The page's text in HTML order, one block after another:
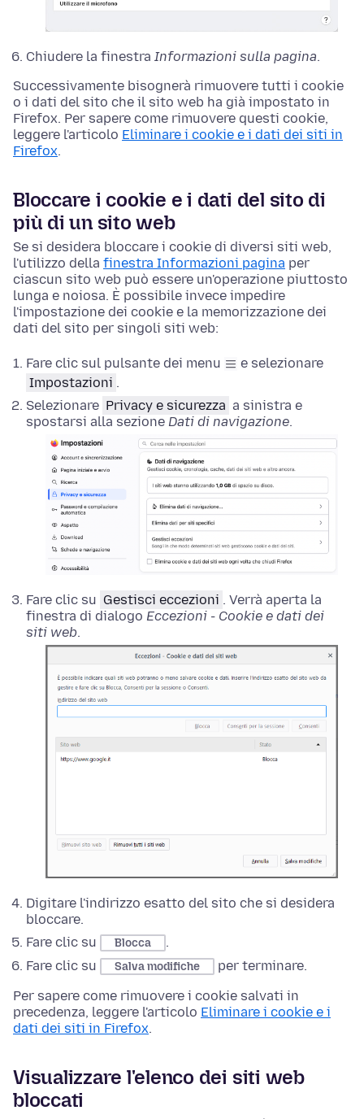
Chiudere la finestra Informazioni sulla pagina.
Successivamente bisognerà rimuovere tutti i cookie
o i dati del sito che il sito web ha già impostato in
Firefox. Per sapere come rimuovere questi cookie,
leggere l'articolo Eliminare i cookie e i dati dei siti in
Firefox.
Bloccare i cookie e i dati del sito di
più di un sito web
Se si desidera bloccare i cookie di diversi siti web,
l'utilizzo della finestra Informazioni pagina per
ciascun sito web può essere un'operazione piuttosto
lunga e noiosa. È possibile invece impedire
l'impostazione dei cookie e la memorizzazione dei
dati del sito per singoli siti web:
Fare clic sul pulsante dei menu
e selezionare
Impostazioni .
Selezionare Privacy e sicurezza a sinistra e
spostarsi alla sezione Dati di navigazione.
Fare clic su Gestisci eccezioni . Verrà aperta la
finestra di dialogo Eccezioni - Cookie e dati dei
siti web.
Digitare l'indirizzo esatto del sito che si desidera
bloccare.
Fare clic su
Blocca
.
Fare clic su
Salva modifiche
per terminare.
Per sapere come rimuovere i cookie salvati in
precedenza, leggere l'articolo Eliminare i cookie e i
dati dei siti in Firefox.
Visualizzare l'elenco dei siti web
bloccati